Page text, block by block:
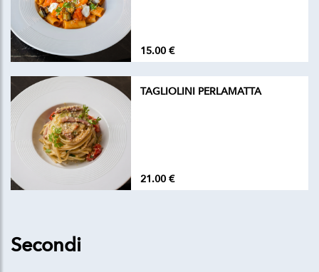
15.00 €
TAGLIOLINI PERLAMATTA
21.00 €
Secondi